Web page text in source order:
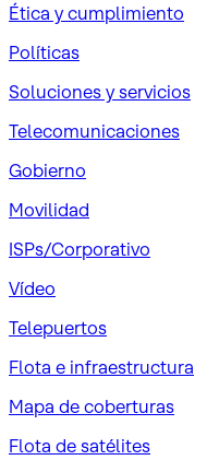
Ética y cumplimiento
Políticas
Soluciones y servicios
Telecomunicaciones
Gobierno
Movilidad
ISPs/Corporativo
Vídeo
Telepuertos
Flota e infraestructura
Mapa de coberturas
Flota de satélites